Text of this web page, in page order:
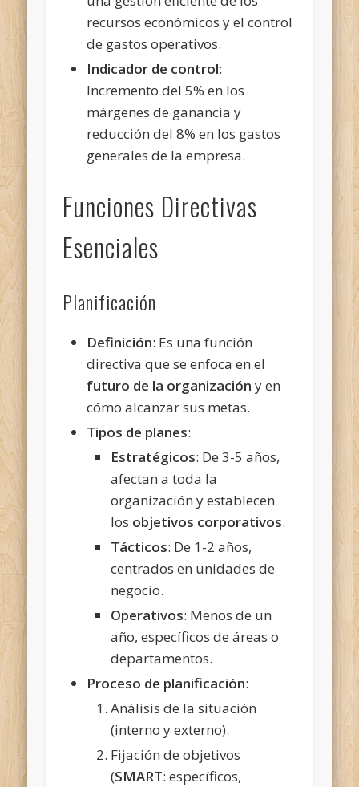
recursos económicos y el control
de gastos operativos.
Indicador de control:
Incremento del 5% en los
márgenes de ganancia y
reducción del 8% en los gastos
generales de la empresa.
Funciones Directivas
Esenciales
Planificación
Definición: Es una función
directiva que se enfoca en el
futuro de la organización y en
cómo alcanzar sus metas.
Tipos de planes:
Estratégicos: De 3-5 años,
afectan a toda la
organización y establecen
los objetivos corporativos.
Tácticos: De 1-2 años,
centrados en unidades de
negocio.
Operativos: Menos de un
año, específicos de áreas o
departamentos.
Proceso de planificación:
Análisis de la situación
(interno y externo).
Fijación de objetivos
(SMART: específicos,